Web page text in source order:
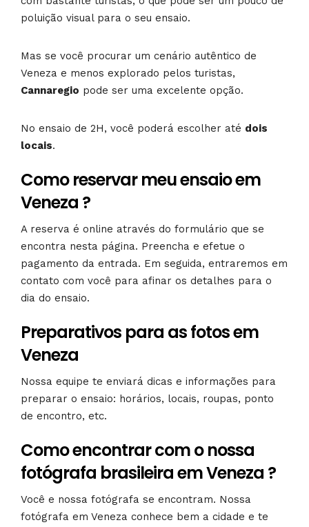
poluição visual para o seu ensaio.
Mas se você procurar um cenário autêntico de
Veneza e menos explorado pelos turistas,
Cannaregio pode ser uma excelente opção.
No ensaio de 2H, você poderá escolher até dois
locais.
Como reservar meu ensaio em
Veneza ?
A reserva é online através do formulário que se
encontra nesta página. Preencha e efetue o
pagamento da entrada. Em seguida, entraremos em
contato com você para afinar os detalhes para o
dia do ensaio.
Preparativos para as fotos em
Veneza
Nossa equipe te enviará dicas e informações para
preparar o ensaio: horários, locais, roupas, ponto
de encontro, etc.
Como encontrar com o nossa
fotógrafa brasileira em Veneza ?
Você e nossa fotógrafa se encontram. Nossa
fotógrafa em Veneza conhece bem a cidade e te